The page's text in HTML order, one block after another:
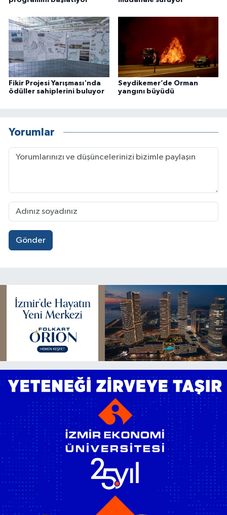
Fikir Projesi Yarışması'nda
ödüller sahiplerini buluyor
Seydikemer’de Orman
yangını büyüdü
Yorumlar
Gönder